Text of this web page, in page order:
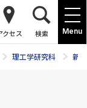
Menu
クセス 検索
理工学研究科 新